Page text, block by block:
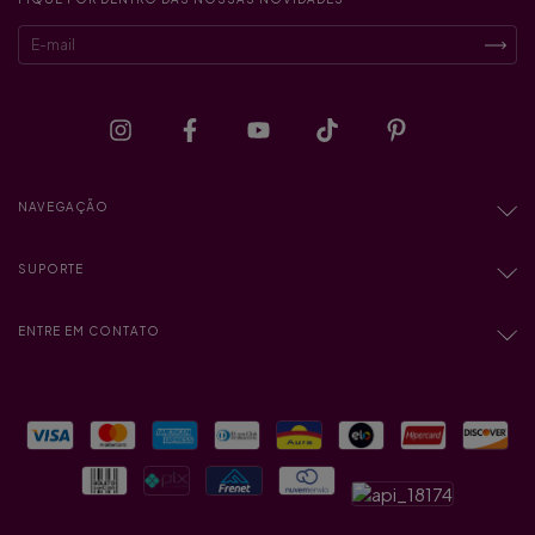
NAVEGAÇÃO
SUPORTE
ENTRE EM CONTATO